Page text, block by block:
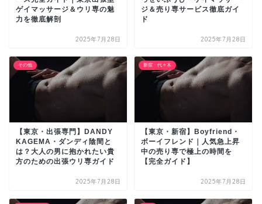
ゲイマッサージ＆ウリ専の魅
力を徹底解剖
2025年7月28日
ジ＆売り専サービス徹底ガイ
ド
2025年7月28日
その他
【東京・出張専門】DANDY
KAGEMA・ダンディ陰間と
は？大人の男に抱かれたい貴
方のための出張ウリ専ガイド
2025年7月28日
新宿・代々木
【東京・新宿】Boyfriend・
ボーイフレンド｜人気急上昇
中の売り専で極上の時間を
【完全ガイド】
2025年7月28日